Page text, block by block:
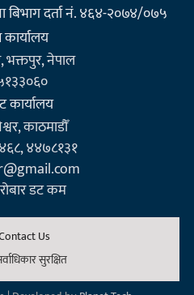
बिभाग दर्ता नं. ४६४-२०७४/०७५
भक्तपुर, नेपाल
कार्यालय
काठमाडौँ
४४७८१३१
डट कम
Us
सुरक्षित